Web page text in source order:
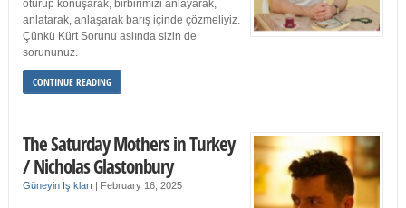
oturup konuşarak, birbirimizi anlayarak,
anlatarak, anlaşarak barış içinde çözmeliyiz.
Çünkü Kürt Sorunu aslında sizin de
sorununuz.
CONTINUE READING
The Saturday Mothers in Turkey
/ Nicholas Glastonbury
Güneyin Işıkları | February 16, 2025